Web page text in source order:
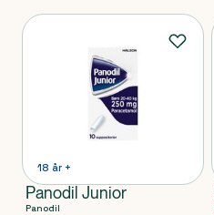
Produkter
18 år +
Panodil Junior
Panodil